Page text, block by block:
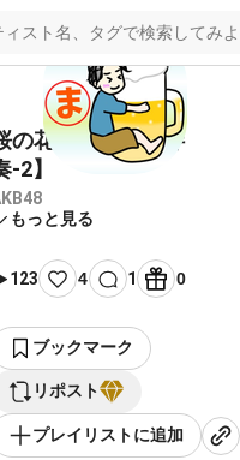
の花びらたち【伴
-2】
もっと見る
123 4 1 0
ブックマーク
リポスト
プレイリストに追加